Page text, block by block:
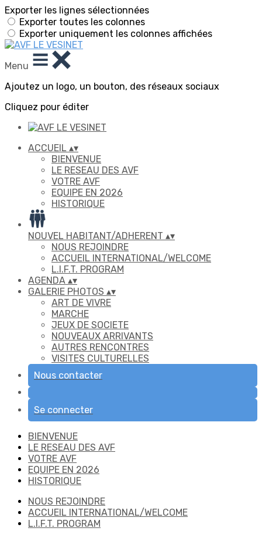
Exporter les lignes sélectionnées
Exporter toutes les colonnes
Exporter uniquement les colonnes affichées
Menu
Ajoutez un logo, un bouton, des réseaux sociaux
Cliquez pour éditer
ACCUEIL ▴▾
BIENVENUE
LE RESEAU DES AVF
VOTRE AVF
EQUIPE EN 2026
HISTORIQUE
NOUVEL HABITANT/ADHERENT ▴▾
NOUS REJOINDRE
ACCUEIL INTERNATIONAL/WELCOME
L.I.F.T. PROGRAM
AGENDA ▴▾
GALERIE PHOTOS ▴▾
ART DE VIVRE
MARCHE
JEUX DE SOCIETE
NOUVEAUX ARRIVANTS
AUTRES RENCONTRES
VISITES CULTURELLES
Nous contacter
Se connecter
BIENVENUE
LE RESEAU DES AVF
VOTRE AVF
EQUIPE EN 2026
HISTORIQUE
NOUS REJOINDRE
ACCUEIL INTERNATIONAL/WELCOME
L.I.F.T. PROGRAM